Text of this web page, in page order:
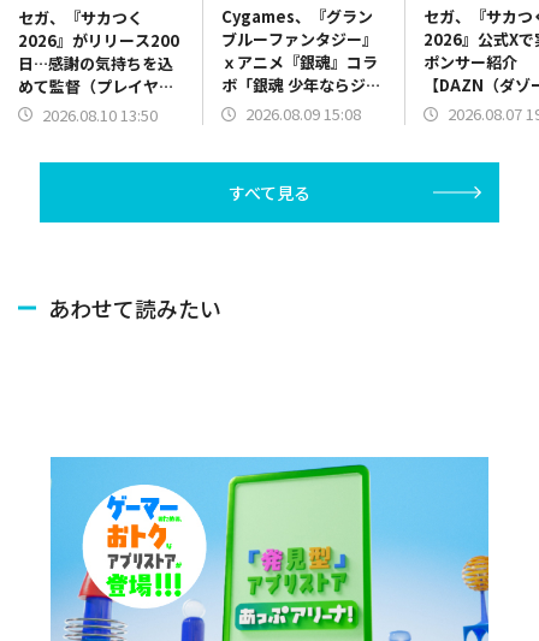
セガ、『サカつく
2026』がリリース200
日…感謝の気持ちを込
めて監督（プレイヤ
ー）へ特別なプレゼン
2026.08.10 13:50
Cygames、『グラン
ブルーファンタジー』
ｘアニメ『銀魂』コラ
ボ「銀魂 少年ならジャ
ンプの裏表紙までちゃ
2026.08.09 15:08
セガ、『サカつ
2026』公式Xで
ポンサー紹介
【DAZN（ダゾ
ン）】篇をポス
2026.08.07
すべて見る
あわせて読みたい